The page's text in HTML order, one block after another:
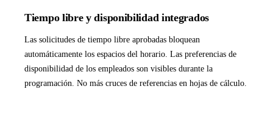
Tiempo libre y disponibilidad integrados
Las solicitudes de tiempo libre aprobadas bloquean
automáticamente los espacios del horario. Las preferencias de
disponibilidad de los empleados son visibles durante la
programación. No más cruces de referencias en hojas de cálculo.